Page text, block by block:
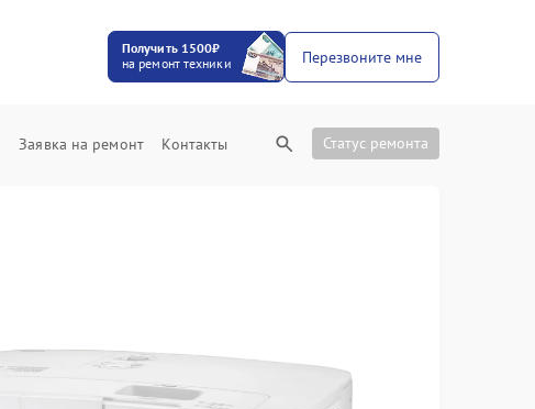
Получить 1500₽
на ремонт техники
Перезвоните мне
Заявка на ремонт Контакты Статус ремонта